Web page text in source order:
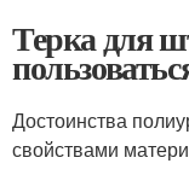
Терка для
Достоинства
свойствами